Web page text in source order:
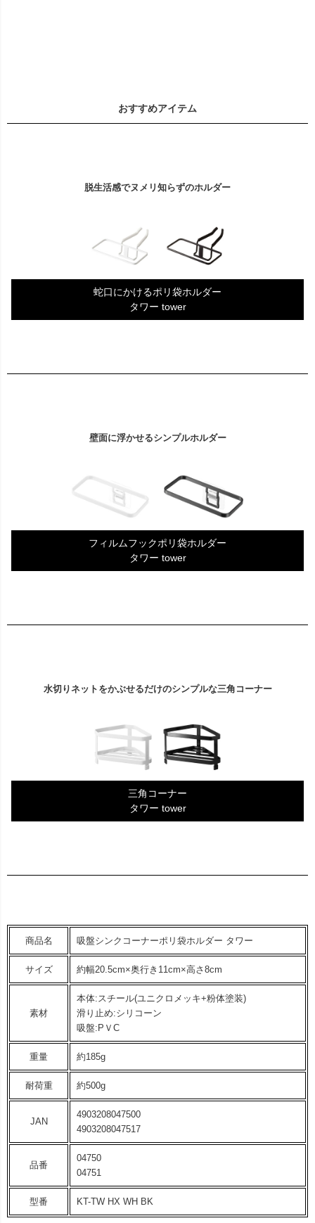
おすすめアイテム
脱生活感でヌメリ知らずのホルダー
蛇口にかけるポリ袋ホルダー
タワー tower
壁面に浮かせるシンプルホルダー
フィルムフックポリ袋ホルダー
タワー tower
水切りネットをかぶせるだけのシンプルな三角コーナー
三角コーナー
タワー tower
商品名 吸盤シンクコーナーポリ袋ホルダー タワー
サイズ 約幅20.5cm×奥行き11cm×高さ8cm
素材
本体:スチール(ユニクロメッキ+粉体塗装)
滑り止め:シリコーン
吸盤:PＶC
重量 約185g
耐荷重 約500g
JAN
4903208047500
4903208047517
品番
04750
04751
型番 KT-TW HX WH BK